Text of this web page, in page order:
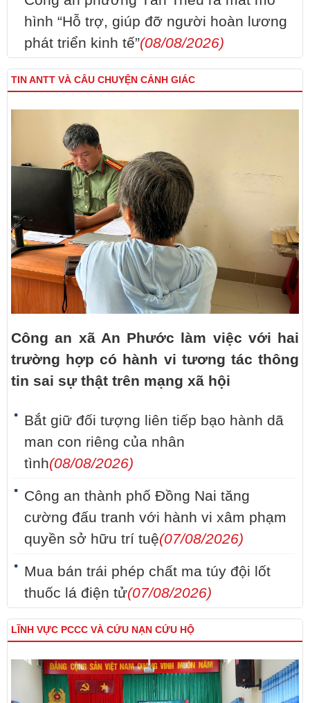
hình “Hỗ trợ, giúp đỡ người hoàn lương
phát triển kinh tế”(08/08/2026)
TIN ANTT VÀ CÂU CHUYỆN CẢNH GIÁC
Công an xã An Phước làm việc với hai
trường hợp có hành vi tương tác thông
tin sai sự thật trên mạng xã hội
Bắt giữ đối tượng liên tiếp bạo hành dã
man con riêng của nhân
tình(08/08/2026)
Công an thành phố Đồng Nai tăng
cường đấu tranh với hành vi xâm phạm
quyền sở hữu trí tuệ(07/08/2026)
Mua bán trái phép chất ma túy đội lốt
thuốc lá điện tử(07/08/2026)
LĨNH VỰC PCCC VÀ CỨU NẠN CỨU HỘ